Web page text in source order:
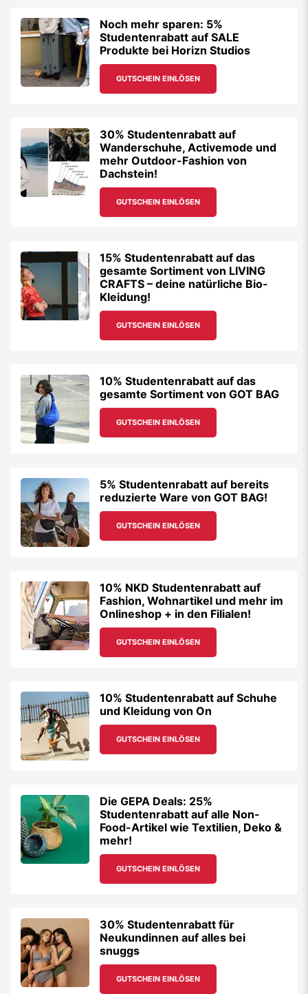
Noch mehr sparen: 5%
Studentenrabatt auf SALE
Produkte bei Horizn Studios
GUTSCHEIN EINLÖSEN
30% Studentenrabatt auf
Wanderschuhe, Activemode und
mehr Outdoor-Fashion von
Dachstein!
GUTSCHEIN EINLÖSEN
15% Studentenrabatt auf das
gesamte Sortiment von LIVING
CRAFTS – deine natürliche Bio-
Kleidung!
GUTSCHEIN EINLÖSEN
10% Studentenrabatt auf das
gesamte Sortiment von GOT BAG
GUTSCHEIN EINLÖSEN
5% Studentenrabatt auf bereits
reduzierte Ware von GOT BAG!
GUTSCHEIN EINLÖSEN
10% NKD Studentenrabatt auf
Fashion, Wohnartikel und mehr im
Onlineshop + in den Filialen!
GUTSCHEIN EINLÖSEN
10% Studentenrabatt auf Schuhe
und Kleidung von On
GUTSCHEIN EINLÖSEN
Die GEPA Deals: 25%
Studentenrabatt auf alle Non-
Food-Artikel wie Textilien, Deko &
mehr!
GUTSCHEIN EINLÖSEN
30% Studentenrabatt für
Neukundinnen auf alles bei
snuggs
GUTSCHEIN EINLÖSEN